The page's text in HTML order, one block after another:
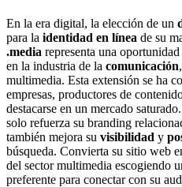
En la era digital, la elección de un
para la identidad en línea de su
.media representa una
en la industria de la comunicación,
multimedia. Esta extensión se ha
empresas, productores de
destacarse en un mercado
solo refuerza su branding
también mejora su visibilidad y
búsqueda. Convierta su sitio web
del sector multimedia escogiendo
preferente para conectar con su